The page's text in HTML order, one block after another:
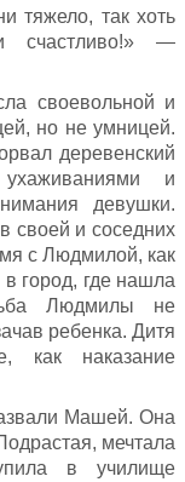
тяжело, так хоть
счастливо!» —
своевольной и
но не умницей.
деревенский
и
девушки.
своей и соседних
с Людмилой, как
город, где нашла
Людмилы не
ребенка. Дитя
как наказание
Машей. Она
мечтала
в училище